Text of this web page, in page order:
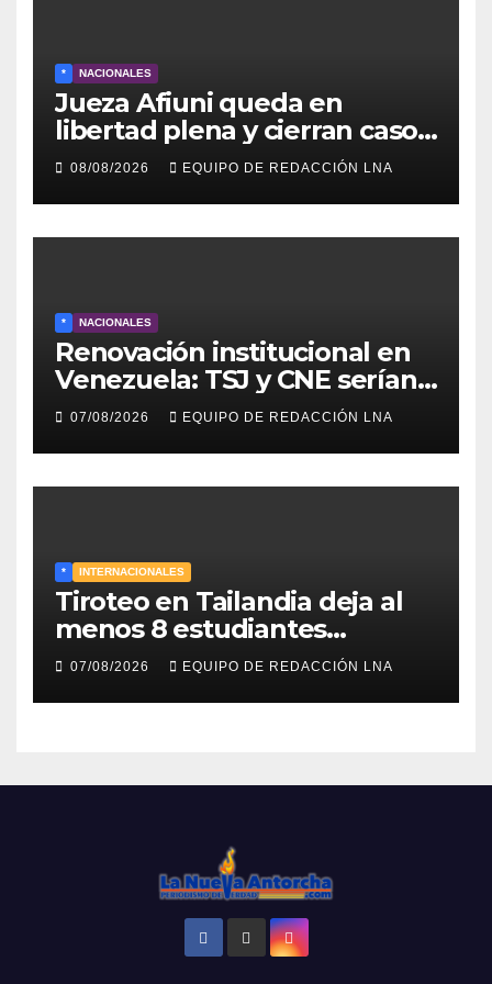
* NACIONALES
Jueza Afiuni queda en
libertad plena y cierran caso
tras más de 16 años
08/08/2026 EQUIPO DE REDACCIÓN LNA
* NACIONALES
Renovación institucional en
Venezuela: TSJ y CNE serían
designados a finales de 2026
07/08/2026 EQUIPO DE REDACCIÓN LNA
* INTERNACIONALES
Tiroteo en Tailandia deja al
menos 8 estudiantes
muertos y 30 heridos
07/08/2026 EQUIPO DE REDACCIÓN LNA